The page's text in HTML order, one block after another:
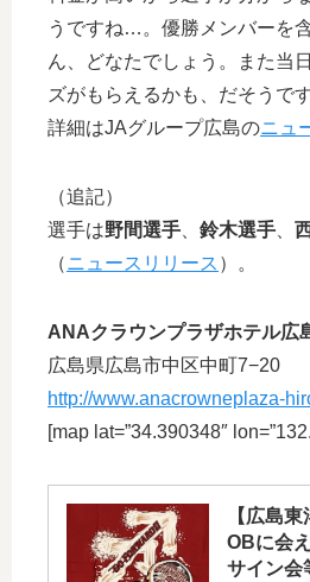
うですね…。優勝メンバーを
ん、どなたでしょう。また当
ズがもらえるかも、だそうです
詳細はJAグループ広島のニュ
（追記）
選手は野間選手、 鈴木選手、
（ニュースリリース ）。
ANAクラウンプラザホテル広
広島県広島市中区中町7−20
http://www.anacrowneplaza-
[map lat=”34.390348″
【広島
OBに会
サイン会